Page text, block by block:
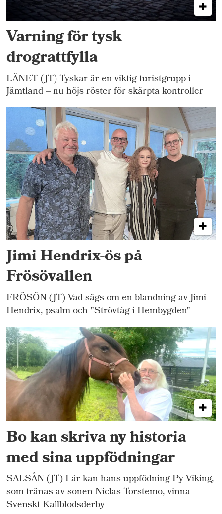
Varning för tysk
drograttfylla
LÄNET (JT) Tyskar är en viktig turistgrupp i
Jämtland – nu höjs röster för skärpta kontroller
Jimi Hendrix-ös på
Frösövallen
FRÖSÖN (JT) Vad sägs om en blandning av Jimi
Hendrix, psalm och "Strövtåg i Hembygden"
Bo kan skriva ny historia
med sina uppfödningar
SALSÅN (JT) I år kan hans uppfödning Py Viking,
som tränas av sonen Niclas Torstemo, vinna
Svenskt Kallblodsderby